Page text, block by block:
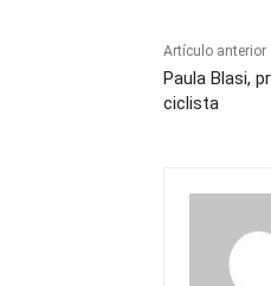
Artículo anterior
Paula Blasi,
ciclista